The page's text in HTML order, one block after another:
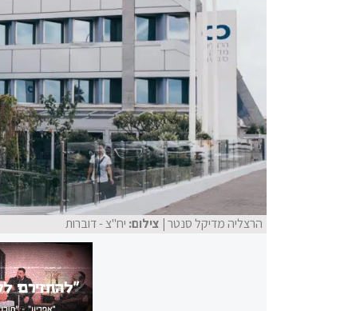
הרצליה מדיקל סנטר| צילום: יח"צ - דוברות